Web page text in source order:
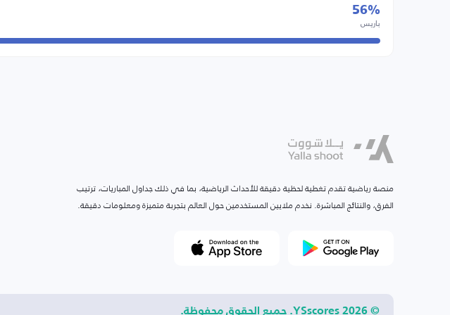
56%
باريس
منصة رياضية تقدم تغطية لحظية دقيقة للأحداث الرياضية، بما في ذلك جداول المباريات، ترتيب
الفرق، والنتائج المباشرة. نخدم ملايين المستخدمين حول العالم بتجربة متميزة ومعلومات دقيقة.
© 2026 YSscores. جميع الحقوق محفوظة.